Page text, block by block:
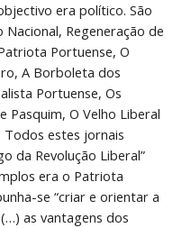
era político. São
Regeneração de
Portuense, O
A Borboleta dos
Portuense, Os
Pasquim, O Velho Liberal
estes jornais
da Revolução Liberal”
era o Patriota
se “criar e orientar a
as vantagens dos